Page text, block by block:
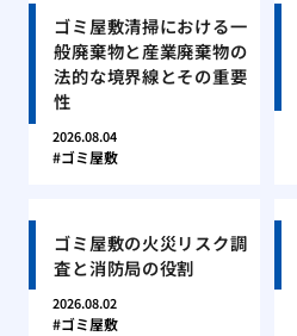
ゴミ屋敷清掃における一
般廃棄物と産業廃棄物の
法的な境界線とその重要
性
2026.08.04
ゴミ屋敷
ゴミ屋敷の火災リスク調
査と消防局の役割
2026.08.02
ゴミ屋敷